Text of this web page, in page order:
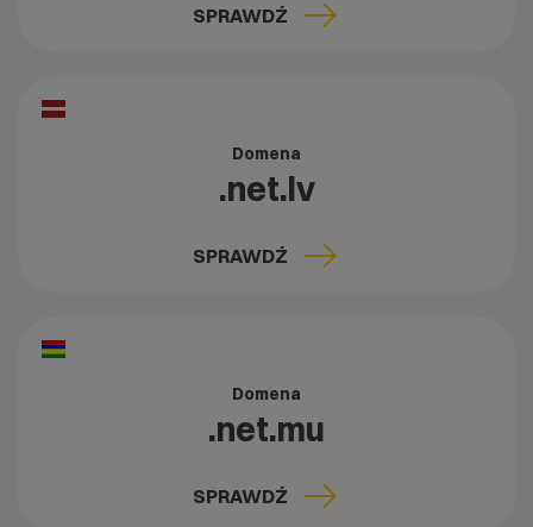
SPRAWDŹ
Domena
.net.lv
SPRAWDŹ
Domena
.net.mu
SPRAWDŹ